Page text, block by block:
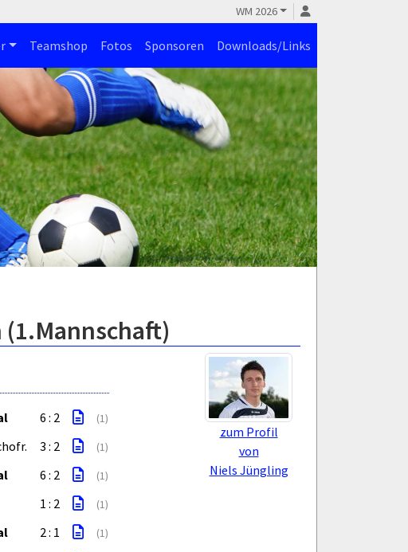
WM 2026
Teamshop Fotos Sponsoren Downloads/Links
zum Profil
von
Niels Jüngling
6 : 2 (1)
3 : 2 (1)
6 : 2 (1)
1 : 2 (1)
2 : 1 (1)